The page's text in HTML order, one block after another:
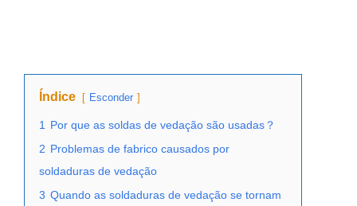
Índice Esconder
1 Por que as soldas de vedação são usadas？
2 Problemas de fabrico causados por
soldaduras de vedação
3 Quando as soldaduras de vedação se tornam